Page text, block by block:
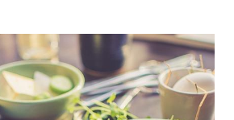
PLNÝ
VITAMÍNŮ
A
CHUTI